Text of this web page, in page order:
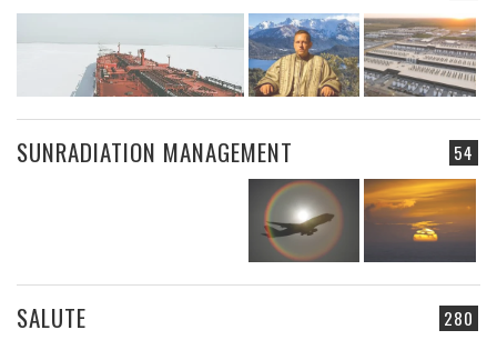
54
SUNRADIATION MANAGEMENT
280
SALUTE